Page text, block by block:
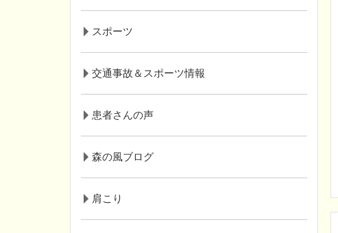
スポーツ
交通事故＆スポーツ情報
患者さんの声
森の風ブログ
肩こり